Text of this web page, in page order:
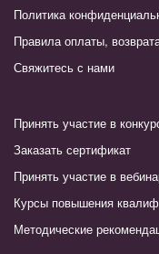
Политика
Правила оплаты,
Свяжитесь с нами
Принять участие в
Заказать сертификат
Принять участие в
Курсы повышения
Методические